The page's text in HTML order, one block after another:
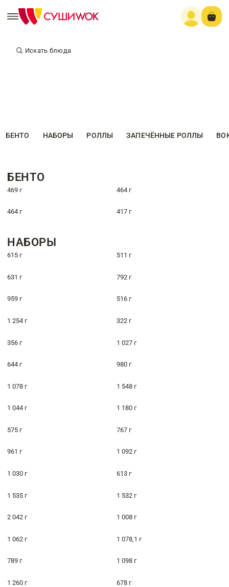
Искать блюда
БЕНТО НАБОРЫ РОЛЛЫ ЗАПЕЧЁННЫЕ РОЛЛЫ
БЕНТО
469 г 464 г
464 г 417 г
НАБОРЫ
615 г 511 г
631 г 792 г
959 г 516 г
1 254 г 322 г
356 г 1 027 г
644 г 980 г
1 078 г 1 548 г
1 044 г 1 180 г
575 г 767 г
961 г 1 092 г
1 030 г 613 г
1 535 г 1 532 г
2 042 г 1 008 г
1 062 г 1 078,1 г
789 г 1 098 г
1 260 г 678 г